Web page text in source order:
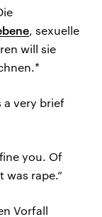
, sexuelle
will sie
a very brief
you. Of
rape.“
Vorfall